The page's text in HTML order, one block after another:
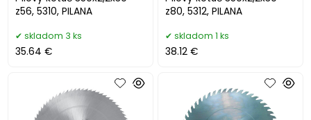
z56, 5310, PILANA
skladom 3 ks
35.64 €
z80, 5312, PILANA
skladom 1 ks
38.12 €